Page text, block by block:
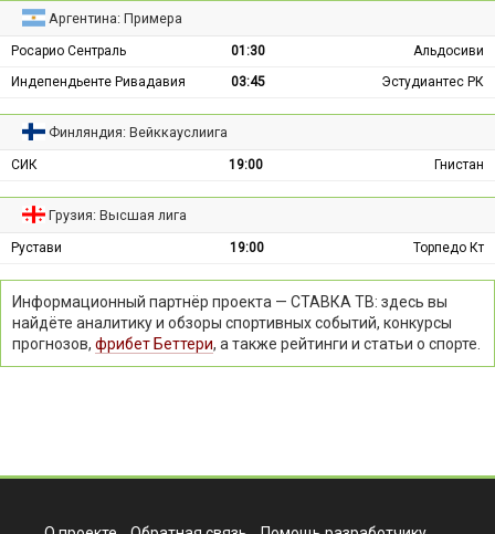
Аргентина: Примера
Росарио Сентраль 01:30
Альдосиви
Индепендьенте Ривадавия
03:45 Эстудиантес РК
Финляндия: Вейккауслиига
СИК 19:00 Гнистан
Грузия: Высшая лига
Рустави 19:00 Торпедо Кт
Информационный партнёр проекта — СТАВКА ТВ: здесь вы
найдёте аналитику и обзоры спортивных событий, конкурсы
прогнозов, фрибет Беттери, а также рейтинги и статьи о спорте.